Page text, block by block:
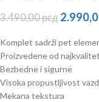
3.490,00рсд
Komplet sadrži pet
Proizvedene od
Bezbedne i sigurne
Visoka propustljivost
Mekana tekstura